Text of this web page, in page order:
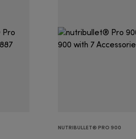
NUTRIBULLET® PRO 900